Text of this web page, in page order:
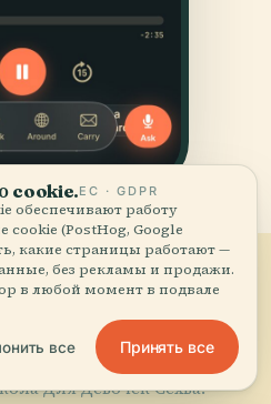
задают нам
Для Девочек Сехва.
cookie.ЕС · GDPR
обеспечивают работу
cookie (PostHog, Google
какие страницы работают —
без рекламы и продажи.
в любой момент в подвале
все Принять все